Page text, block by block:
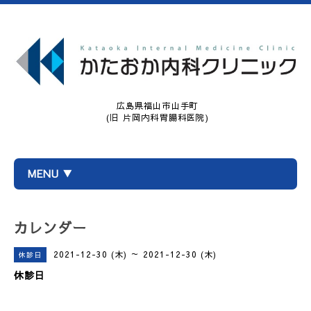
広島県福山市山手町
(旧 片岡内科胃腸科医院)
MENU ▼
カレンダー
休診日 2021-12-30 (木) ～ 2021-12-30 (木)
休診日